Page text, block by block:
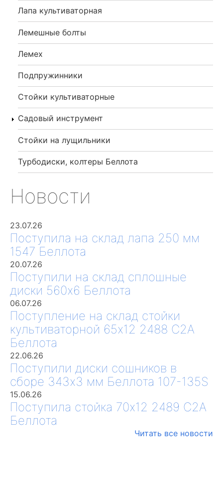
Лапа культиваторная
Лемешные болты
Лемех
Подпружинники
Стойки культиваторные
Садовый инструмент
Стойки на лущильники
Турбодиски, колтеры Беллота
Новости
23.07.26
Поступила на склад лапа 250 мм
1547 Беллота
20.07.26
Поступили на склад сплошные
диски 560х6 Беллота
06.07.26
Поступление на склад стойки
культиваторной 65х12 2488 С2А
Беллота
22.06.26
Поступили диски сошников в
сборе 343х3 мм Беллота 107-135S
15.06.26
Поступила стойка 70х12 2489 С2А
Беллота
Читать все новости